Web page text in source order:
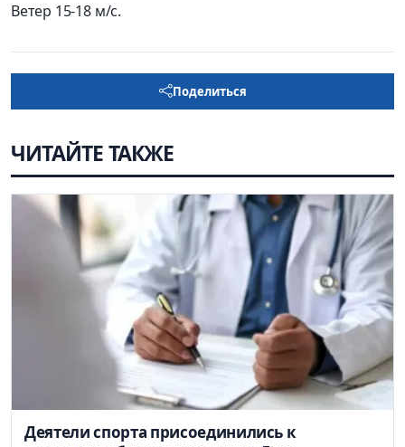
Ветер 15-18 м/с.
Поделиться
ЧИТАЙТЕ ТАКЖЕ
Деятели спорта присоединились к